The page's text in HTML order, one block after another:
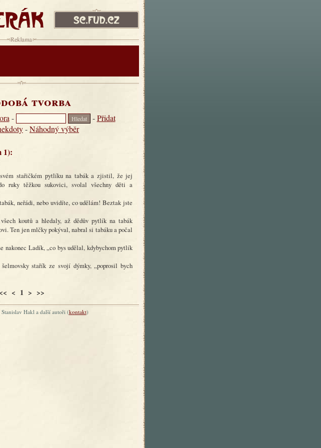
sc.fud.cz
Reklama:
tvorba
- -Přidat
-Náhodný výběr
1):
svém stařičkém pytlíku na tabák a zjistil, že jej
ruky těžkou sukovici, svolal všechny děti a
neřádi, nebo uvidíte, co udělám! Beztak jste
koutů a hledaly, až dědův pytlík na tabák
Ten jen mlčky pokýval, nabral si tabáku a počal
nakonec Ladík, „co bys udělal, kdybychom pytlík
stařík ze svojí dýmky, „poprosil bych
<< < 1 > >>
Hakl a další autoři (kontakt)